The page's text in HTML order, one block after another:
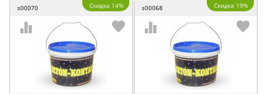
s00070 Скидка 14% s00068 Скидка 19%